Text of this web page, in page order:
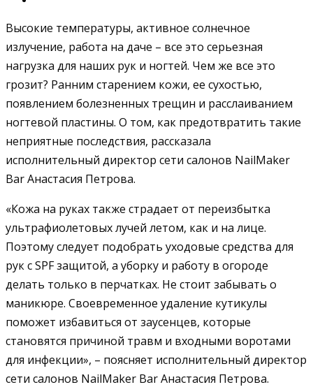
Высокие температуры, активное солнечное
излучение, работа на даче – все это серьезная
нагрузка для наших рук и ногтей. Чем же все это
грозит? Ранним старением кожи, ее сухостью,
появлением болезненных трещин и расслаиванием
ногтевой пластины. О том, как предотвратить такие
неприятные последствия, рассказала
исполнительный директор сети салонов NailMaker
Bar Анастасия Петрова.
«Кожа на руках также страдает от переизбытка
ультрафиолетовых лучей летом, как и на лице.
Поэтому следует подобрать уходовые средства для
рук с SPF защитой, а уборку и работу в огороде
делать только в перчатках. Не стоит забывать о
маникюре. Своевременное удаление кутикулы
поможет избавиться от заусенцев, которые
становятся причиной травм и входными воротами
для инфекции», – поясняет исполнительный директор
сети салонов NailMaker Bar Анастасия Петрова.